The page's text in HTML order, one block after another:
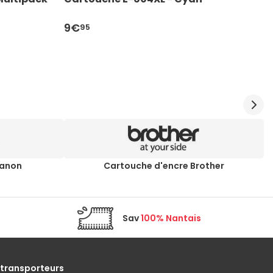
9€95
Cartouche d'encre Brother
Sav100% Nantais
transporteurs